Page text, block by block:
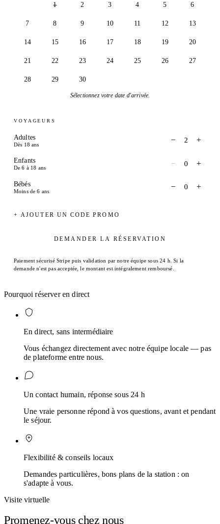
1 2 3 4 5 6
7 8 9 10 11 12 13
14 15 16 17 18 19 20
21 22 23 24 25 26 27
28 29 30
Sélectionnez votre date d'arrivée.
VOYAGEURS
Adultes
Dès 18 ans − 2 +
Enfants
De 6 à 18 ans − 0 +
Bébés
Moins de 6 ans − 0 +
+ AJOUTER UN CODE PROMO
DEMANDER LA RÉSERVATION
Paiement sécurisé Stripe puis validation par notre équipe sous 24 h. Si la
demande n'est pas acceptée, le montant est intégralement remboursé.
Pourquoi réserver en direct
En direct, sans intermédiaire
Vous échangez directement avec notre équipe locale — pas
de plateforme entre nous.
Un contact humain, réponse sous 24 h
Une vraie personne répond à vos questions, avant et pendant
le séjour.
Flexibilité & conseils locaux
Demandes particulières, bons plans de la station : on
s'adapte à vous.
Visite virtuelle
Promenez-vous chez nous